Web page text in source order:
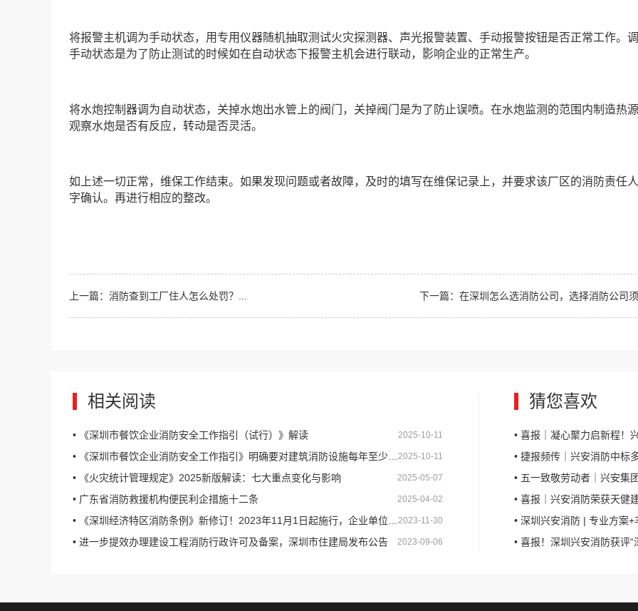
将报警主机调为手动状态，用专用仪器随机抽取测试火灾探测器、声光报警装置、手动报警按钮是否正常工作。
手动状态是为了防止测试的时候如在自动状态下报警主机会进行联动，影响企业的正常生产。
将水炮控制器调为自动状态，关掉水炮出水管上的阀门，关掉阀门是为了防止误喷。在水炮监测的范围内制造热源
观察水炮是否有反应，转动是否灵活。
如上述一切正常，维保工作结束。如果发现问题或者故障，及时的填写在维保记录上，并要求该厂区的消防责任
字确认。再进行相应的整改。
上一篇：消防查到工厂住人怎么处罚？... 下一篇：在深圳怎么选消防公司，选择消防公司须
相关阅读
2025-10-11
• 《深圳市餐饮企业消防安全工作指引（试行）》解读
2025-10-11
• 《深圳市餐饮企业消防安全工作指引》明确要对建筑消防设施每年至少进行一次全面检测
2025-05-07
• 《火灾统计管理规定》2025新版解读：七大重点变化与影响
2025-04-02
• 广东省消防救援机构便民利企措施十二条
2023-11-30
• 《深圳经济特区消防条例》新修订！2023年11月1日起施行，企业单位未进行年度消防检测将面临一至五万罚款！同时处罚单位消防安全责任人
2023-09-06
• 进一步提效办理建设工程消防行政许可及备案，深圳市住建局发布公告
猜您喜欢
• 喜报｜凝心聚力启新程！兴安
• 捷报频传｜兴安消防中标
• 五一致敬劳动者｜兴安集团
• 喜报｜兴安消防荣获天健
• 深圳兴安消防 | 专业方案
• 喜报！深圳兴安消防获评